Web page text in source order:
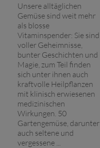
Unsere alltäglichen
Gemüse sind weit mehr
als blosse
Vitaminspender: Sie sind
voller Geheimnisse,
bunter Geschichten und
Magie, zum Teil finden
sich unter ihnen auch
kraftvolle Heilpflanzen
mit klinisch erwiesenen
medizinischen
Wirkungen. 50
Gartengemüse, darunter
auch seltene und
vergessene ...